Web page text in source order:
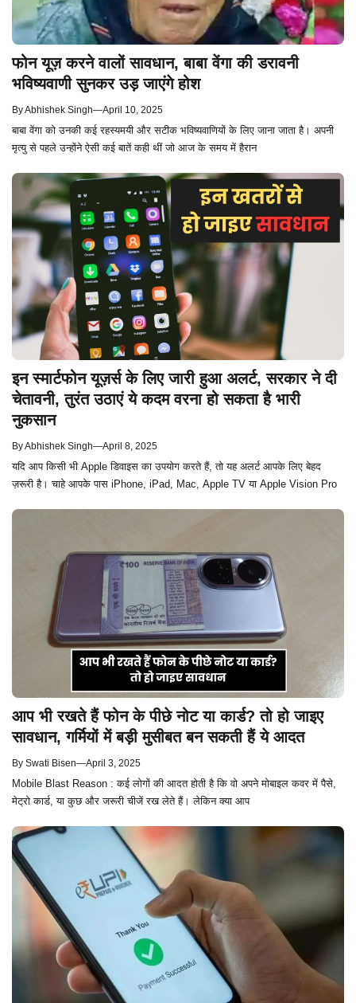
फोन यूज़ करने वालों सावधान, बाबा वेंगा की डरावनी
भविष्यवाणी सुनकर उड़ जाएंगे होश
ByAbhishek Singh—April 10, 2025
बाबा वेंगा को उनकी कई रहस्यमयी और सटीक भविष्यवाणियों के लिए जाना जाता है। अपनी
मृत्यु से पहले उन्होंने ऐसी कई बातें कही थीं जो आज के समय में हैरान
इन स्मार्टफोन यूज़र्स के लिए जारी हुआ अलर्ट, सरकार ने दी
चेतावनी, तुरंत उठाएं ये कदम वरना हो सकता है भारी
नुकसान
ByAbhishek Singh—April 8, 2025
यदि आप किसी भी Apple डिवाइस का उपयोग करते हैं, तो यह अलर्ट आपके लिए बेहद
ज़रूरी है। चाहे आपके पास iPhone, iPad, Mac, Apple TV या Apple Vision Pro
आप भी रखते हैं फोन के पीछे नोट या कार्ड? तो हो जाइए
सावधान, गर्मियों में बड़ी मुसीबत बन सकती हैं ये आदत
By Swati Bisen—April 3, 2025
Mobile Blast Reason : कई लोगों की आदत होती है कि वो अपने मोबाइल कवर में पैसे,
मेट्रो कार्ड, या कुछ और जरूरी चीजें रख लेते हैं। लेकिन क्या आप